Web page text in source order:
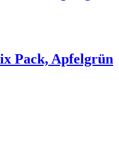
Pack, Apfelgrün